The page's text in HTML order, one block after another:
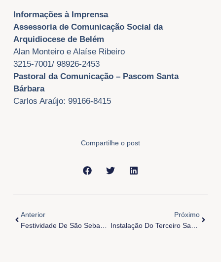
Informações à Imprensa
Assessoria de Comunicação Social da
Arquidiocese de Belém
Alan Monteiro e Alaíse Ribeiro
3215-7001/ 98926-2453
Pastoral da Comunicação – Pascom Santa
Bárbara
Carlos Araújo: 99166-8415
Compartilhe o post
Anterior
Próximo